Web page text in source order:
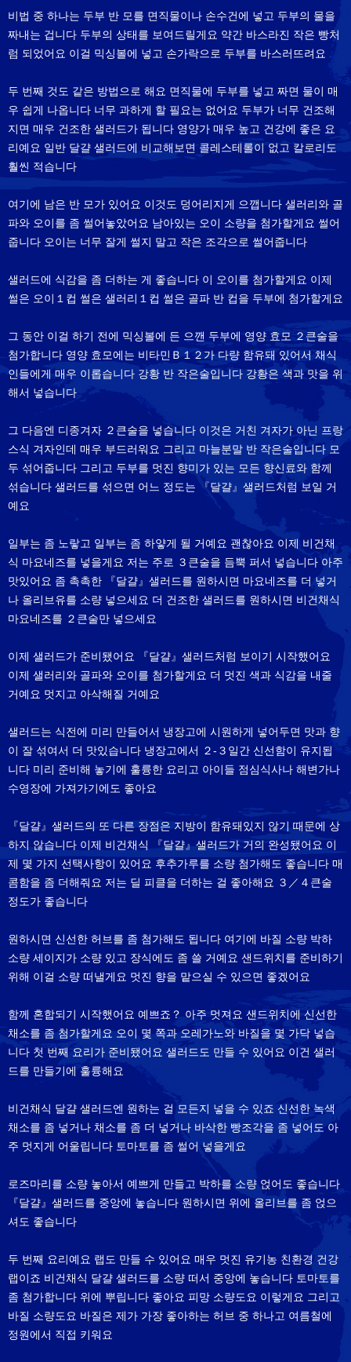
비법 중 하나는 두부 반 모를 면직물이나 손수건에 넣고 두부의 물을
짜내는 겁니다 두부의 상태를 보여드릴게요 약간 바스라진 작은 빵처
럼 되었어요 이걸 믹싱볼에 넣고 손가락으로 두부를 바스러뜨려요
두 번째 것도 같은 방법으로 해요 면직물에 두부를 넣고 짜면 물이 매
우 쉽게 나옵니다 너무 과하게 할 필요는 없어요 두부가 너무 건조해
지면 매우 건조한 샐러드가 됩니다 영양가 매우 높고 건강에 좋은 요
리예요 일반 달걀 샐러드에 비교해보면 콜레스테롤이 없고 칼로리도
훨씬 적습니다
여기에 남은 반 모가 있어요 이것도 덩어리지게 으깹니다 샐러리와 골
파와 오이를 좀 썰어놓았어요 남아있는 오이 소량을 첨가할게요 썰어
줍니다 오이는 너무 잘게 썰지 말고 작은 조각으로 썰어줍니다
샐러드에 식감을 좀 더하는 게 좋습니다 이 오이를 첨가할게요 이제
썰은 오이１컵 썰은 샐러리１컵 썰은 골파 반 컵을 두부에 첨가할게요
그 동안 이걸 하기 전에 믹싱볼에 든 으깬 두부에 영양 효모 ２큰술을
첨가합니다 영양 효모에는 비타민Ｂ１２가 다량 함유돼 있어서 채식
인들에게 매우 이롭습니다 강황 반 작은술입니다 강황은 색과 맛을 위
해서 넣습니다
그 다음엔 디종겨자 ２큰술을 넣습니다 이것은 거친 겨자가 아닌 프랑
스식 겨자인데 매우 부드러워요 그리고 마늘분말 반 작은술입니다 모
두 섞어줍니다 그리고 두부를 멋진 향미가 있는 모든 향신료와 함께
섞습니다 샐러드를 섞으면 어느 정도는 『달걀』샐러드처럼 보일 거
예요
일부는 좀 노랗고 일부는 좀 하얗게 될 거예요 괜찮아요 이제 비건채
식 마요네즈를 넣을게요 저는 주로 ３큰술을 듬뿍 퍼서 넣습니다 아주
맛있어요 좀 촉촉한 『달걀』샐러드를 원하시면 마요네즈를 더 넣거
나 올리브유를 소량 넣으세요 더 건조한 샐러드를 원하시면 비건채식
마요네즈를 ２큰술만 넣으세요
이제 샐러드가 준비됐어요 『달걀』샐러드처럼 보이기 시작했어요
이제 샐러리와 골파와 오이를 첨가할게요 더 멋진 색과 식감을 내줄
거예요 멋지고 아삭해질 거예요
샐러드는 식전에 미리 만들어서 냉장고에 시원하게 넣어두면 맛과 향
이 잘 섞여서 더 맛있습니다 냉장고에서 ２-３일간 신선함이 유지됩
니다 미리 준비해 놓기에 훌륭한 요리고 아이들 점심식사나 해변가나
수영장에 가져가기에도 좋아요
『달걀』샐러드의 또 다른 장점은 지방이 함유돼있지 않기 때문에 상
하지 않습니다 이제 비건채식 『달걀』샐러드가 거의 완성됐어요 이
제 몇 가지 선택사항이 있어요 후추가루를 소량 첨가해도 좋습니다 매
콤함을 좀 더해줘요 저는 딜 피클을 더하는 걸 좋아해요 ３／４큰술
정도가 좋습니다
원하시면 신선한 허브를 좀 첨가해도 됩니다 여기에 바질 소량 박하
소량 세이지가 소량 있고 장식에도 좀 쓸 거예요 샌드위치를 준비하기
위해 이걸 소량 떠낼게요 멋진 향을 맡으실 수 있으면 좋겠어요
함께 혼합되기 시작했어요 예쁘죠？ 아주 멋져요 샌드위치에 신선한
채소를 좀 첨가할게요 오이 몇 쪽과 오레가노와 바질을 몇 가닥 넣습
니다 첫 번째 요리가 준비됐어요 샐러드도 만들 수 있어요 이건 샐러
드를 만들기에 훌륭해요
비건채식 달걀 샐러드엔 원하는 걸 모든지 넣을 수 있죠 신선한 녹색
채소를 좀 넣거나 채소를 좀 더 넣거나 바삭한 빵조각을 좀 넣어도 아
주 멋지게 어울립니다 토마토를 좀 썰어 넣을게요
로즈마리를 소량 놓아서 예쁘게 만들고 박하를 소량 얹어도 좋습니다
『달걀』샐러드를 중앙에 놓습니다 원하시면 위에 올리브를 좀 얹으
셔도 좋습니다
두 번째 요리예요 랩도 만들 수 있어요 매우 멋진 유기농 친환경 건강
랩이죠 비건채식 달걀 샐러드를 소량 떠서 중앙에 놓습니다 토마토를
좀 첨가합니다 위에 뿌립니다 좋아요 피망 소량도요 이렇게요 그리고
바질 소량도요 바질은 제가 가장 좋아하는 허브 중 하나고 여름철에
정원에서 직접 키워요